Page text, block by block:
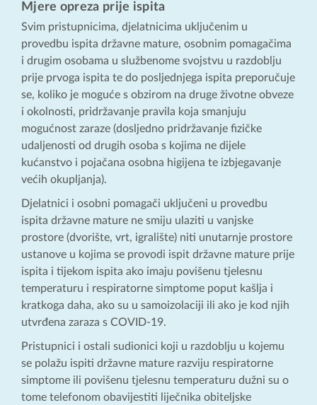
Mjere opreza prije ispita
Svim pristupnicima, djelatnicima uključenim u
provedbu ispita državne mature, osobnim pomagačima
i drugim osobama u službenome svojstvu u razdoblju
prije prvoga ispita te do posljednjega ispita preporučuje
se, koliko je moguće s obzirom na druge životne obveze
i okolnosti, pridržavanje pravila koja smanjuju
mogućnost zaraze (dosljedno pridržavanje fizičke
udaljenosti od drugih osoba s kojima ne dijele
kućanstvo i pojačana osobna higijena te izbjegavanje
većih okupljanja).
Djelatnici i osobni pomagači uključeni u provedbu
ispita državne mature ne smiju ulaziti u vanjske
prostore (dvorište, vrt, igralište) niti unutarnje prostore
ustanove u kojima se provodi ispit državne mature prije
ispita i tijekom ispita ako imaju povišenu tjelesnu
temperaturu i respiratorne simptome poput kašlja i
kratkoga daha, ako su u samoizolaciji ili ako je kod njih
utvrđena zaraza s COVID-19.
Pristupnici i ostali sudionici koji u razdoblju u kojemu
se polažu ispiti državne mature razviju respiratorne
simptome ili povišenu tjelesnu temperaturu dužni su o
tome telefonom obavijestiti liječnika obiteljske